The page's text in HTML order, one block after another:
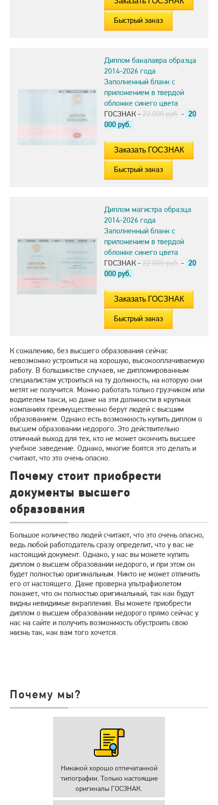
Быстрый заказ
Диплом бакалавра образца
2014-2026 года
Заполненный бланк с
приложением в твердой
обложке синего цвета
ГОСЗНАК - 22.000 руб. - 20
000 руб.
Быстрый заказ
Диплом магистра образца
2014-2026 года
Заполненный бланк с
приложением в твердой
обложке синего цвета
ГОСЗНАК - 22.000 руб. - 20
000 руб.
Быстрый заказ
К сожалению, без высшего образования сейчас
невозможно устроиться на хорошую, высокооплачиваемую
работу. В большинстве случаев, не дипломированным
специалистам устроиться на ту должность, на которую они
метят не получится. Можно работать только грузчиком или
водителем такси, но даже на эти должности в крупных
компаниях преимущественно берут людей с высшим
образованием. Однако есть возможность купить диплом о
высшем образовании недорого. Это действительно
отличный выход для тех, кто не может окончить высшее
учебное заведение. Однако, многие боятся это делать и
считают, что это очень опасно.
Почему стоит приобрести
документы высшего
образования
Большое количество людей считают, что это очень опасно,
ведь любой работодатель сразу определит, что у вас не
настоящий документ. Однако, у нас вы можете купить
диплом о высшем образовании недорого, и при этом он
будет полностью оригинальным. Никто не может отличить
его от настоящего. Даже проверка ультрафиолетом
покажет, что он полностью оригинальный, так как будут
видны невидимые вкрапления. Вы можете приобрести
диплом о высшем образовании недорого прямо сейчас у
нас на сайте и получить возможность обустроить свою
жизнь так, как вам того хочется.
Почему мы?
Никакой хорошо отпечатанной
типографии. Только настоящие
оригиналы ГОСЗНАК.